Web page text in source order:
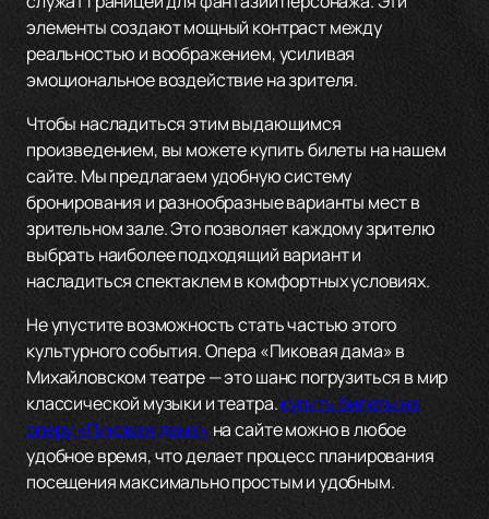
элементы создают мощный контраст между
реальностью и воображением, усиливая
эмоциональное воздействие на зрителя.
Чтобы насладиться этим выдающимся
произведением, вы можете купить билеты на нашем
сайте. Мы предлагаем удобную систему
бронирования и разнообразные варианты мест в
зрительном зале. Это позволяет каждому зрителю
выбрать наиболее подходящий вариант и
насладиться спектаклем в комфортных условиях.
Не упустите возможность стать частью этого
культурного события. Опера «Пиковая дама» в
Михайловском театре — это шанс погрузиться в мир
классической музыки и театра.купить билеты на
оперу «Пиковая дама» на сайте можно в любое
удобное время, что делает процесс планирования
посещения максимально простым и удобным.